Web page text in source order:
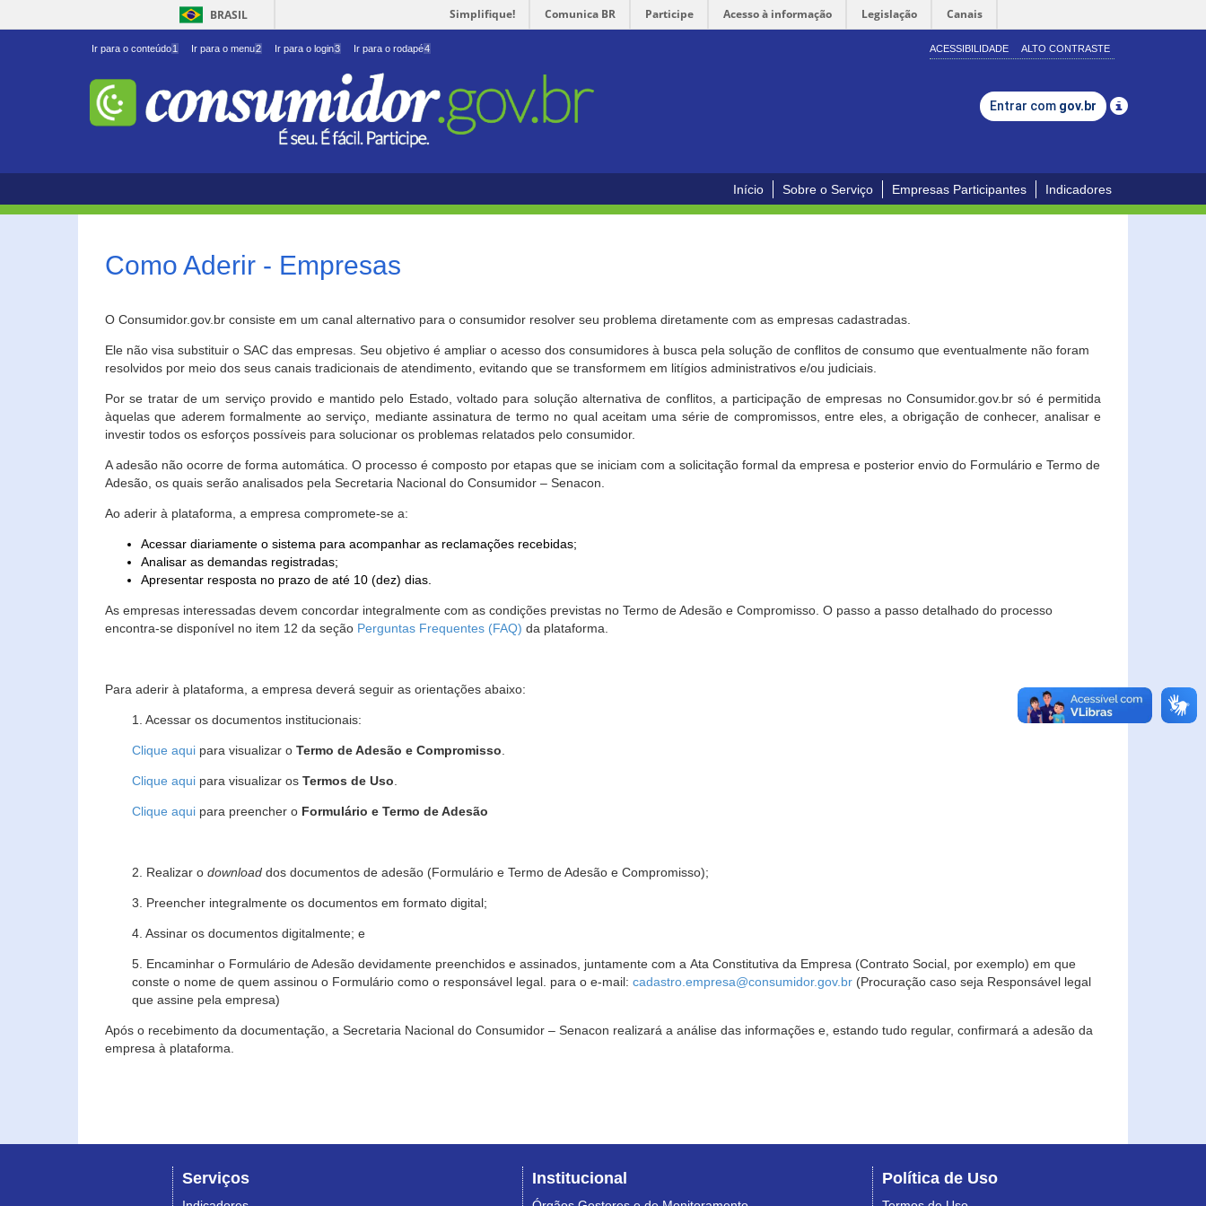
BRASIL Simplifique! Comunica BR Participe Acesso à informação Legislação Canais
Ir para o conteúdo1 Ir para o menu2 Ir para o login3 Ir para o rodapé4 ACESSIBILIDADE ALTO CONTRASTE
Entrar com gov.br
Início Sobre o Serviço Empresas Participantes Indicadores
Como Aderir - Empresas
O Consumidor.gov.br consiste em um canal alternativo para o consumidor resolver seu problema diretamente com as empresas cadastradas.
Ele não visa substituir o SAC das empresas. Seu objetivo é ampliar o acesso dos consumidores à busca pela solução de conflitos de consumo que eventualmente não foram
resolvidos por meio dos seus canais tradicionais de atendimento, evitando que se transformem em litígios administrativos e/ou judiciais.
Por se tratar de um serviço provido e mantido pelo Estado, voltado para solução alternativa de conflitos, a participação de empresas no Consumidor.gov.br só é permitida
àquelas que aderem formalmente ao serviço, mediante assinatura de termo no qual aceitam uma série de compromissos, entre eles, a obrigação de conhecer, analisar e
investir todos os esforços possíveis para solucionar os problemas relatados pelo consumidor.
A adesão não ocorre de forma automática. O processo é composto por etapas que se iniciam com a solicitação formal da empresa e posterior envio do Formulário e Termo de
Adesão, os quais serão analisados pela Secretaria Nacional do Consumidor – Senacon.
Ao aderir à plataforma, a empresa compromete-se a:
Acessar diariamente o sistema para acompanhar as reclamações recebidas;
Analisar as demandas registradas;
Apresentar resposta no prazo de até 10 (dez) dias.
As empresas interessadas devem concordar integralmente com as condições previstas no Termo de Adesão e Compromisso. O passo a passo detalhado do processo
encontra-se disponível no item 12 da seção Perguntas Frequentes (FAQ) da plataforma.
Para aderir à plataforma, a empresa deverá seguir as orientações abaixo:
1. Acessar os documentos institucionais:
Clique aqui para visualizar o Termo de Adesão e Compromisso
Clique aqui para visualizar os Termos de Uso
Clique aqui para preencher o Formulário e Termo de Adesão
2. Realizar o download dos documentos de adesão (Formulário e Termo de Adesão e Compromisso);
3. Preencher integralmente os documentos em formato digital;
4. Assinar os documentos digitalmente; e
5. Encaminhar o Formulário de Adesão devidamente preenchidos e assinados, juntamente com a Ata Constitutiva da Empresa (Contrato Social, por exemplo) em que
conste o nome de quem assinou o Formulário como o responsável legal. para o e-mail: cadastro.empresa@consumidor.gov.br (Procuração caso seja Responsável legal
que assine pela empresa)
Após o recebimento da documentação, a Secretaria Nacional do Consumidor – Senacon realizará a análise das informações e, estando tudo regular, confirmará a adesão da
empresa à plataforma.
Serviços Institucional Política de Uso